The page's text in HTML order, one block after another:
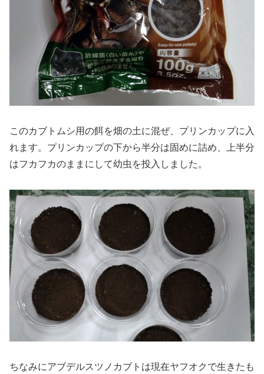
このカブトムシ用の餌を畑の土に混ぜ、プリンカップに入
れます。プリンカップの下から半分は固めに詰め、上半分
はフカフカのままにして幼虫を投入しました。
ちなみにアブデルスツノカブトは現在ヤフオクで生きたも